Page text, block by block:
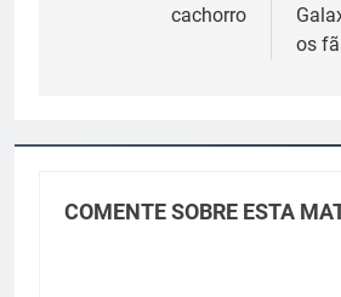
cachorro
os
COMENTE SOBRE ESTA